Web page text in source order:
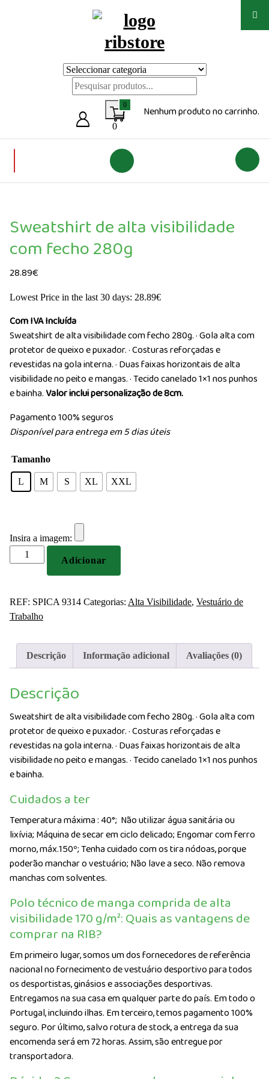
0
0
Nenhum produto no carrinho.
Sweatshirt de alta visibilidade
com fecho 280g
28.89€
Lowest Price in the last 30 days: 28.89€
Com IVA Incluída
Sweatshirt de alta visibilidade com fecho 280g. · Gola alta com
protetor de queixo e puxador. · Costuras reforçadas e
revestidas na gola interna. · Duas faixas horizontais de alta
visibilidade no peito e mangas. · Tecido canelado 1×1 nos punhos
e bainha.Valor inclui personalização de 8cm.
Pagamento 100% seguros
Disponível para entrega em 5 dias úteis
Tamanho
L M S XL XXL
Insira a imagem:
Quantidade
de
visibilidade
fecho
280g
Adicionar
REF: SPICA 9314 Categorias: Alta Visibilidade, Vestuário de
Trabalho
Descrição Informação adicional Avaliações (0)
Descrição
Sweatshirt de alta visibilidade com fecho 280g. · Gola alta com
protetor de queixo e puxador. · Costuras reforçadas e
revestidas na gola interna. · Duas faixas horizontais de alta
visibilidade no peito e mangas. · Tecido canelado 1×1 nos punhos
e bainha.
Cuidados a ter
Temperatura máxima : 40°; Não utilizar água sanitária ou
lixívia; Máquina de secar em ciclo delicado; Engomar com ferro
morno, máx.150º; Tenha cuidado com os tira nódoas, porque
poderão manchar o vestuário; Não lave a seco. Não remova
manchas com solventes.
Polo técnico de manga comprida de alta
visibilidade 170 g/m²: Quais as vantagens de
comprar na RIB?
Em primeiro lugar, somos um dos fornecedores de referência
nacional no fornecimento de vestuário desportivo para todos
os desportistas, ginásios e associações desportivas.
Entregamos na sua casa em qualquer parte do país. Em todo o
Portugal, incluindo ilhas. Em terceiro, temos pagamento 100%
seguro. Por último, salvo rotura de stock, a entrega da sua
encomenda será em 72 horas. Assim, são entregue por
transportadora.